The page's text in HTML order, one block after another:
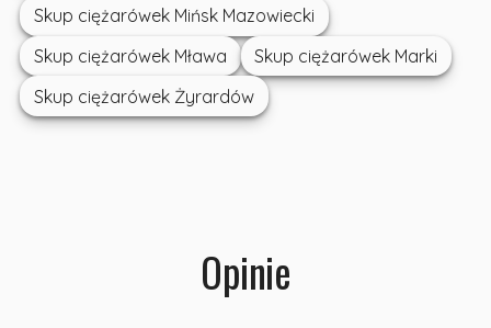
Skup ciężarówek Mińsk Mazowiecki
Skup ciężarówek Mława
Skup ciężarówek Marki
Skup ciężarówek Żyrardów
Opinie